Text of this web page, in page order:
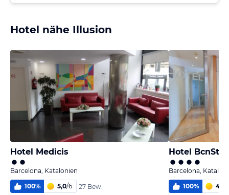
Hotel nähe Illusion
Hotel Medicis
Barcelona, Katalonien
100% 5,0/6 27 Bew.
Hotel
Barcelona,
100% 4,7